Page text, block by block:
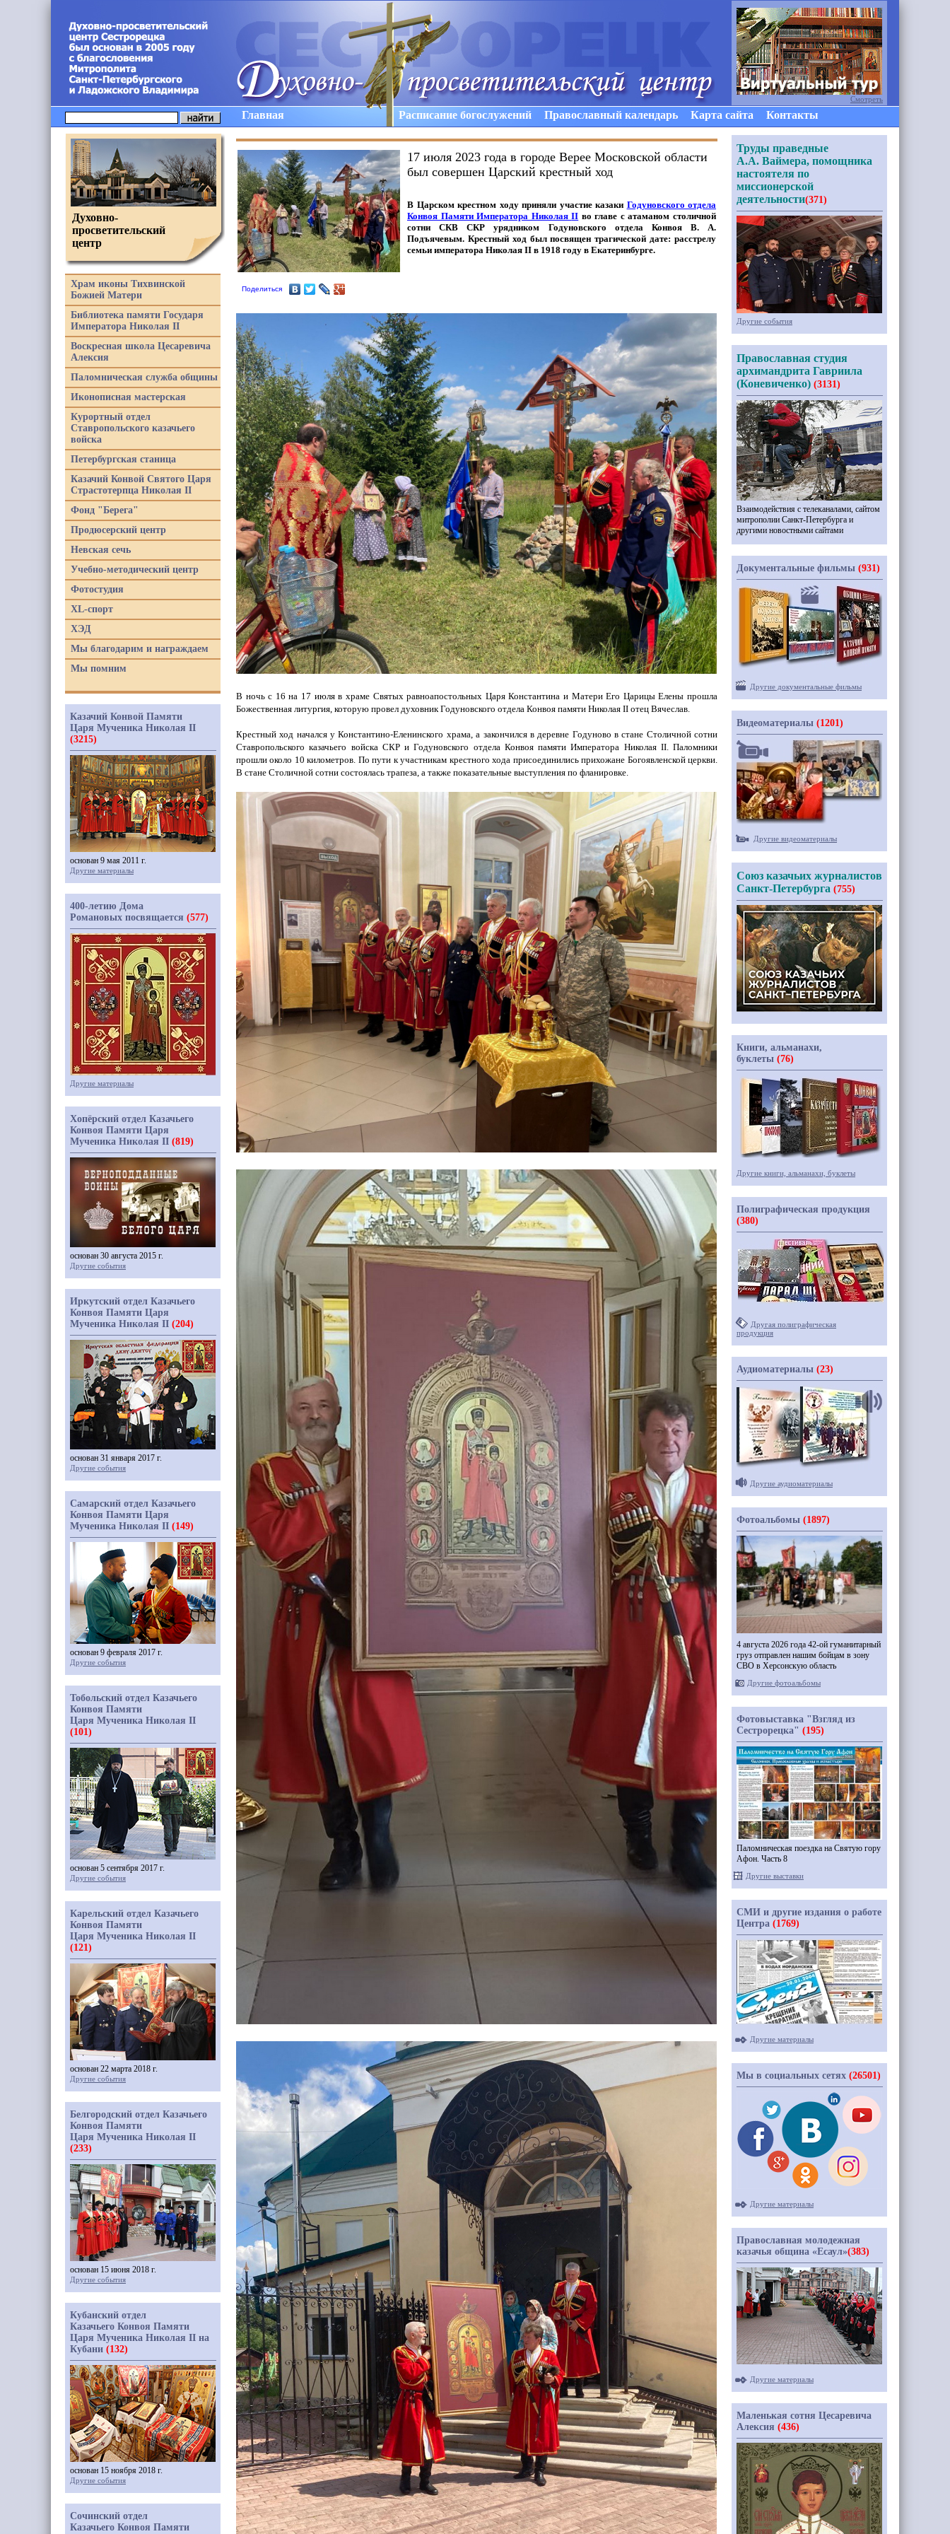
Главная Расписание богослужений Православный календарь Карта сайта Контакты
Поделиться
17 июля 2023 года в городе Верее Московской области
был совершен Царский крестный ход
В Царском крестном ходу приняли участие казаки Годуновского отдела
Конвоя Памяти Императора НиколаяII во главе с атаманом столичной
сотни СКВ СКР урядником Годуновского отдела Конвоя В. А.
Подъячевым. Крестный ход был посвящен трагической дате: расстрелу
семьи императора Николая II в 1918 году в Екатеринбурге.
В ночь с 16 на 17 июля в храме Святых равноапостольных Царя Константина и Матери Его Царицы Елены прошла
Божественная литургия, которую провел духовник Годуновского отдела Конвоя памяти Николая II отец Вячеслав.
Крестный ход начался у Константино-Еленинского храма, а закончился в деревне Годуново в стане Столичной сотни
Ставропольского казачьего войска СКР и Годуновского отдела Конвоя памяти Императора Николая II. Паломники
прошли около 10 километров. По пути к участникам крестного хода присоединились прихожане Богоявленской церкви.
В стане Столичной сотни состоялась трапеза, а также показательные выступления по фланировке.
Духовно-
просветительский
центр
Храм иконы Тихвинской
Божией Матери
Библиотека памяти Государя
Императора Николая II
Воскресная школа Цесаревича
Алексия
Паломническая служба общины
Иконописная мастерская
Курортный отдел
Ставропольского казачьего
войска
Петербургская станица
Казачий Конвой Святого Царя
Страстотерпца Николая II
Фонд "Берега"
Продюсерский центр
Невская сечь
Учебно-методический центр
Фотостудия
XL-спорт
ХЭД
Мы благодарим и награждаем
Мы помним
Казачий Конвой Памяти
Царя Мученика Николая II
(3215)
основан 9 мая 2011 г.
Другие материалы
400-летию Дома
Романовых посвящается (577)
Другие материалы
Хопёрский отдел Казачьего
Конвоя Памяти Царя
Мученика Николая II (819)
основан 30 августа 2015 г.
Другие события
Иркутский отдел Казачьего
Конвоя Памяти Царя
Мученика Николая II (204)
основан 31 января 2017 г.
Другие события
Самарский отдел Казачьего
Конвоя Памяти Царя
Мученика Николая II (149)
основан 9 февраля 2017 г.
Другие события
Тобольский отдел Казачьего
Конвоя Памяти
Царя Мученика Николая II
(101)
основан 5 сентября 2017 г.
Другие события
Карельский отдел Казачьего
Конвоя Памяти
Царя Мученика Николая II
(121)
основан 22 марта 2018 г.
Другие события
Белгородский отдел Казачьего
Конвоя Памяти
Царя Мученика Николая II
(233)
основан 15 июня 2018 г.
Другие события
Кубанский отдел
Казачьего Конвоя Памяти
Царя Мученика Николая II на
Кубани (132)
основан 15 ноября 2018 г.
Другие события
Сочинский отдел
Казачьего Конвоя Памяти
Смотреть
Труды праведные
А.А. Ваймера, помощника
настоятеля по
миссионерской
деятельности(371)
Другие события
Православная студия
архимандрита Гавриила
(Коневиченко) (3131)
Взаимодействия с телеканалами, сайтом
митрополии Санкт-Петербурга и
другими новостными сайтами
Документальные фильмы (931)
Другие документальные фильмы
Видеоматериалы (1201)
Другие видеоматериалы
Союз казачьих журналистов
Санкт-Петербурга (755)
Книги, альманахи,
буклеты (76)
Другие книги, альманахи, буклеты
Полиграфическая продукция
(380)
Другая полиграфическая
продукция
Аудиоматериалы (23)
Другие аудиоматериалы
Фотоальбомы (1897)
4 августа 2026 года 42-ой гуманитарный
груз отправлен нашим бойцам в зону
СВО в Херсонскую область
Другие фотоальбомы
Фотовыставка "Взгляд из
Сестрорецка" (195)
Паломническая поездка на Святую гору
Афон. Часть 8
Другие выставки
СМИ и другие издания о работе
Центра (1769)
Другие материалы
Мы в социальных сетях (26501)
Другие материалы
Православная молодежная
казачья община «Есаул»(383)
Другие материалы
Маленькая сотня Цесаревича
Алексия (436)